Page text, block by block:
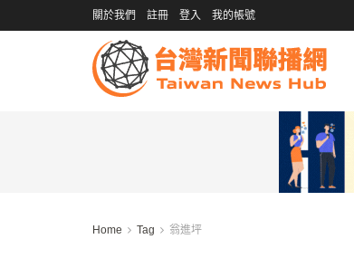
關於我們 註冊 登入 我的帳號
Home Tag 翁進坪